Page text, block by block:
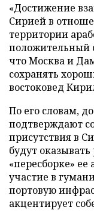
«Достижение
Сирией в
территории
положительный
что Москва и
сохранять
востоковед
По его словам,
подтверждают
присутствия в
будут
«пересборке»
участие в
портовую
акцентирует